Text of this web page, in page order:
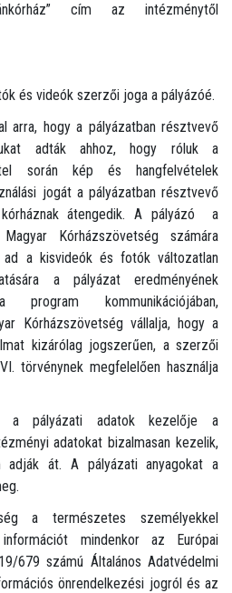
cím az intézménytől
és videók szerzői joga a pályázóé.
arra, hogy a pályázatban résztvevő
adták ahhoz, hogy róluk a
során kép és hangfelvételek
jogát a pályázatban résztvevő
átengedik. A pályázó a
Kórházszövetség számára
a kisvideók és fotók változatlan
a pályázat eredményének
kommunikációjában,
Kórházszövetség vállalja, hogy a
kizárólag jogszerűen, a szerzői
törvénynek megfelelően használja
a pályázati adatok kezelője a
adatokat bizalmasan kezelik,
adják át. A pályázati anyagokat a
a természetes személyekkel
mindenkor az Európai
679 számú Általános Adatvédelmi
önrendelkezési jogról és az